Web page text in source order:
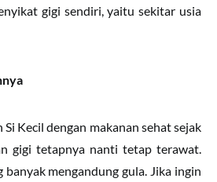
gigi sendiri, yaitu sekitar usia
Kecil dengan makanan sehat sejak
gigi tetapnya nanti tetap terawat.
mengandung gula. Jika ingin